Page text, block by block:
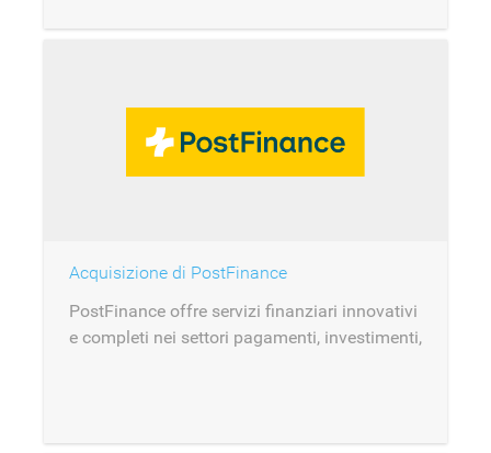
Acquisizione di PostFinance
PostFinance offre servizi finanziari innovativi
e completi nei settori pagamenti, investimenti,